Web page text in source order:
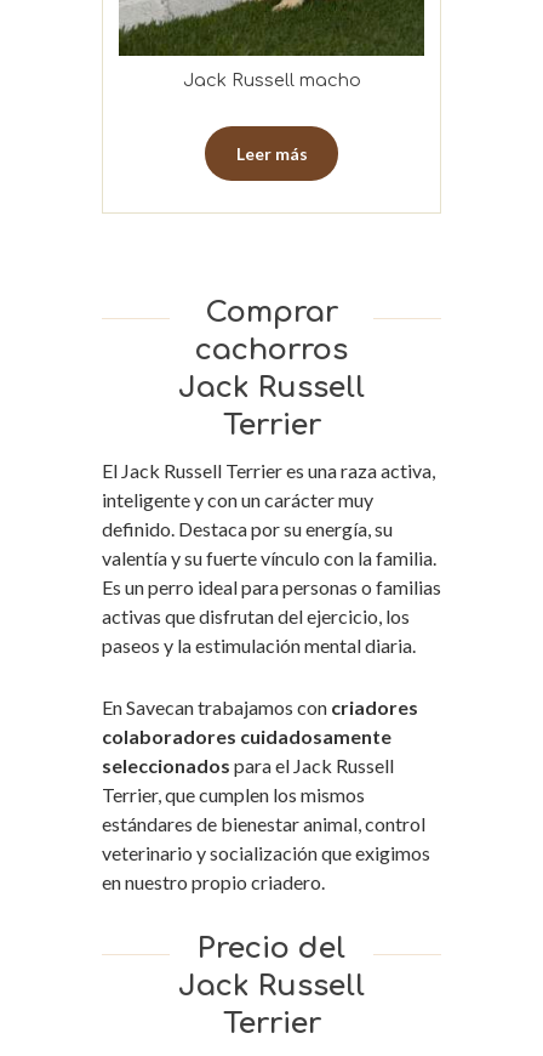
Jack Russell macho
Leer más
Comprar
cachorros
Jack Russell
Terrier
El Jack Russell Terrier es una raza activa,
inteligente y con un carácter muy
definido. Destaca por su energía, su
valentía y su fuerte vínculo con la familia.
Es un perro ideal para personas o familias
activas que disfrutan del ejercicio, los
paseos y la estimulación mental diaria.
En Savecan trabajamos con criadores
colaboradores cuidadosamente
seleccionados para el Jack Russell
Terrier, que cumplen los mismos
estándares de bienestar animal, control
veterinario y socialización que exigimos
en nuestro propio criadero.
Precio del
Jack Russell
Terrier